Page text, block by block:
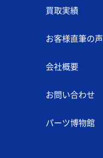
買取実績
お客様直筆の声
会社概要
お問い合わせ
パーツ博物館